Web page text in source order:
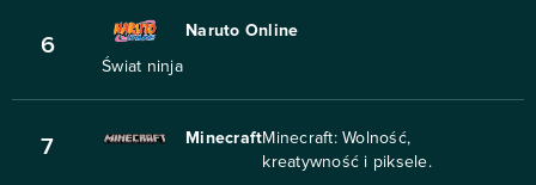
6
Naruto Online
Świat ninja
7 MinecraftMinecraft: Wolność,
kreatywność i piksele.